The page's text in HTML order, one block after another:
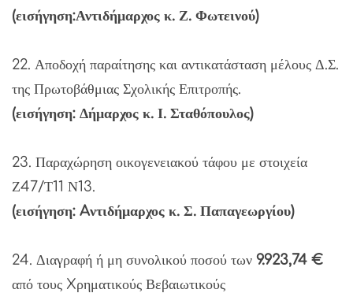
(εισήγηση:Αντιδήμαρχος κ. Ζ. Φωτεινού)
22. Αποδοχή παραίτησης και αντικατάσταση μέλους Δ.Σ.
της Πρωτοβάθμιας Σχολικής Επιτροπής.
(εισήγηση: Δήμαρχος κ. Ι. Σταθόπουλος)
23. Παραχώρηση οικογενειακού τάφου με στοιχεία
Ζ47/Τ11 Ν13.
(εισήγηση: Aντιδήμαρχος κ. Σ. Παπαγεωργίου)
24. Διαγραφή ή μη συνολικού ποσού των 9.923,74 €
από τους Xρηματικούς Βεβαιωτικούς